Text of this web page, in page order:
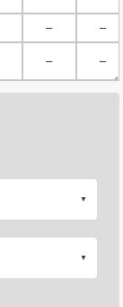
－ －
－ －